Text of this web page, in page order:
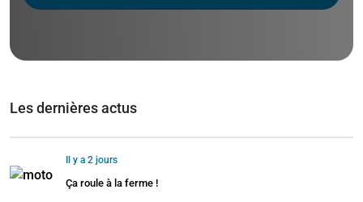
Les dernières actus
Il y a 2 jours
Ça roule à la ferme !